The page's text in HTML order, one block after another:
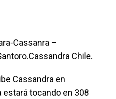
Cassanra –
Chile.
Cassandra en
estará tocando en 308